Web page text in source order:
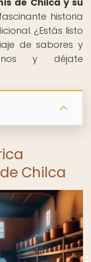
historia
¿Estás listo
de sabores y
y déjate
Chilca